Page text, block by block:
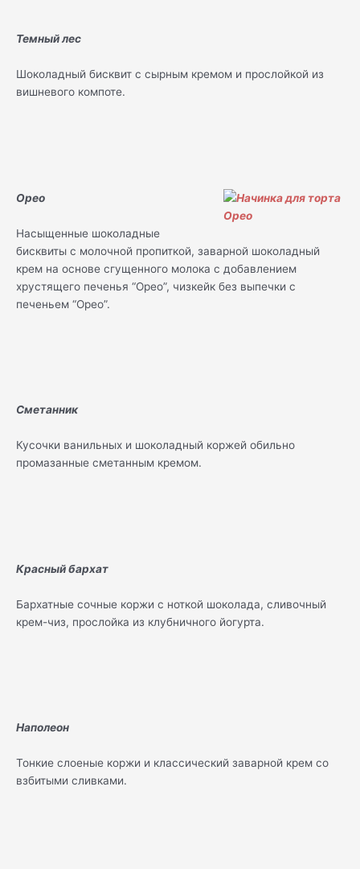
Темный лес
Шоколадный бисквит с сырным кремом и прослойкой из
вишневого компоте.
Орео
Насыщенные шоколадные
бисквиты с молочной пропиткой, заварной шоколадный
крем на основе сгущенного молока с добавлением
хрустящего печенья “Орео”, чизкейк без выпечки с
печеньем “Орео”.
Сметанник
Кусочки ванильных и шоколадный коржей обильно
промазанные сметанным кремом.
Красный бархат
Бархатные сочные коржи с ноткой шоколада, сливочный
крем-чиз, прослойка из клубничного йогурта.
Наполеон
Тонкие слоеные коржи и классический заварной крем со
взбитыми сливками.